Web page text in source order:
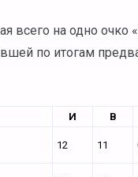
на одно очко
по итогам
И В
12 11